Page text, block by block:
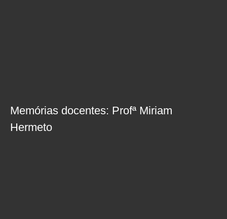
Memórias docentes: Profª Miriam
Hermeto